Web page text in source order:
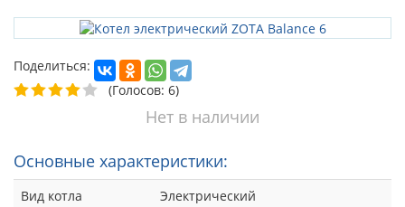
Поделиться:
(Голосов: 6)
Нет в наличии
Основные характеристики:
Вид котла
Электрический